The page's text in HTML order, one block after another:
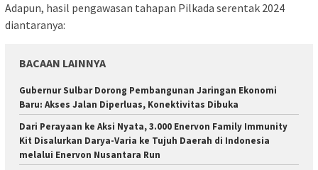
Adapun, hasil pengawasan tahapan Pilkada serentak 2024
diantaranya:
BACAAN LAINNYA
Gubernur Sulbar Dorong Pembangunan Jaringan Ekonomi
Baru: Akses Jalan Diperluas, Konektivitas Dibuka
Dari Perayaan ke Aksi Nyata, 3.000 Enervon Family Immunity
Kit Disalurkan Darya-Varia ke Tujuh Daerah di Indonesia
melalui Enervon Nusantara Run